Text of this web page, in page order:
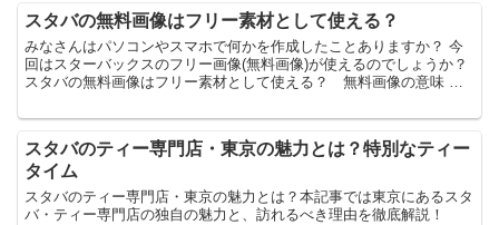
スタバの無料画像はフリー素材として使える？
みなさんはパソコンやスマホで何かを作成したことありますか？ 今
回はスターバックスのフリー画像(無料画像)が使えるのでしょうか？
スタバの無料画像はフリー素材として使える？ 無料画像の意味 ス
スタバのティー専門店・東京の魅力とは？特別なティー
タイム
スタバのティー専門店・東京の魅力とは？本記事では東京にあるスタ
バ・ティー専門店の独自の魅力と、訪れるべき理由を徹底解説！